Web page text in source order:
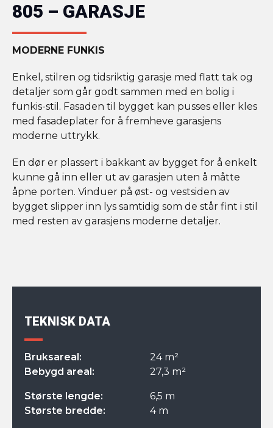
805 – GARASJE
MODERNE FUNKIS
Enkel, stilren og tidsriktig garasje med flatt tak og
detaljer som går godt sammen med en bolig i
funkis-stil. Fasaden til bygget kan pusses eller kles
med fasadeplater for å fremheve garasjens
moderne uttrykk.
En dør er plassert i bakkant av bygget for å enkelt
kunne gå inn eller ut av garasjen uten å måtte
åpne porten. Vinduer på øst- og vestsiden av
bygget slipper inn lys samtidig som de står fint i stil
med resten av garasjens moderne detaljer.
TEKNISK DATA
Bruksareal:
24 m²
Bebygd areal:
27,3 m²
Største lengde:
6,5 m
Største bredde:
4 m